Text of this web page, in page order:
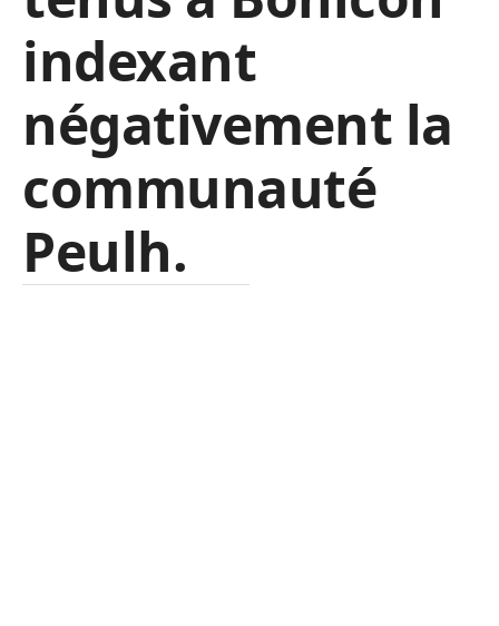
indexant
négativement la
communauté
Peulh.